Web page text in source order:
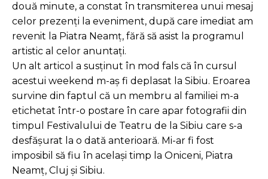
două minute, a constat în transmiterea unui mesaj
celor prezenți la eveniment, după care imediat am
revenit la Piatra Neamț, fără să asist la programul
artistic al celor anuntați.
Un alt articol a susținut în mod fals că în cursul
acestui weekend m-aș fi deplasat la Sibiu. Eroarea
survine din faptul că un membru al familiei m-a
etichetat într-o postare în care apar fotografii din
timpul Festivalului de Teatru de la Sibiu care s-a
desfășurat la o dată anterioară. Mi-ar fi fost
imposibil să fiu în același timp la Oniceni, Piatra
Neamț, Cluj și Sibiu.